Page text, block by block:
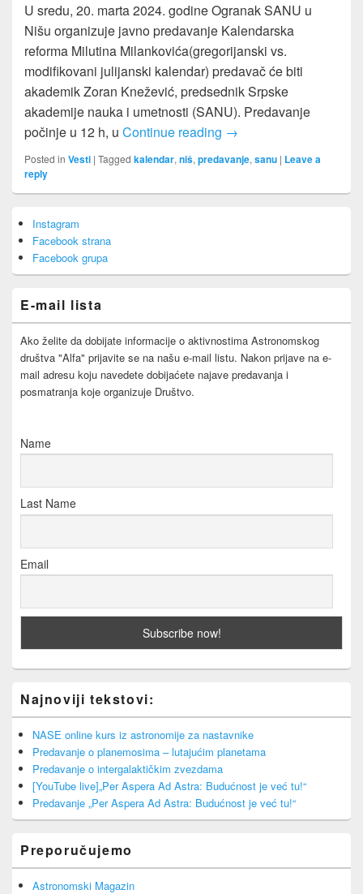
U sredu, 20. marta 2024. godine Ogranak SANU u
Nišu organizuje javno predavanje Kalendarska
reforma Milutina Milankovića(gregorijanski vs.
modifikovani julijanski kalendar) predavač će biti
akademik Zoran Knežević, predsednik Srpske
akademije nauka i umetnosti (SANU). Predavanje
počinje u 12 h, u Continue reading Predavanje
→
Posted in Vesti | Tagged kalendar, niš, predavanje, sanu | Leave a
reply
Sidebar
Widget
Area
Instagram
Facebook strana
Facebook grupa
E-mail lista
Ako želite da dobijate informacije o aktivnostima Astronomskog
društva "Alfa" prijavite se na našu e-mail listu. Nakon prijave na e-
mail adresu koju navedete dobijaćete najave predavanja i
posmatranja koje organizuje Društvo.
Name
Last Name
Email
Najnoviji tekstovi:
NASE online kurs iz astronomije za nastavnike
Predavanje o planemosima – lutajućim planetama
Predavanje o intergalaktičkim zvezdama
[YouTube live]„Per Aspera Ad Astra: Budućnost je već tu!“
Predavanje „Per Aspera Ad Astra: Budućnost je već tu!“
Preporučujemo
Astronomski Magazin